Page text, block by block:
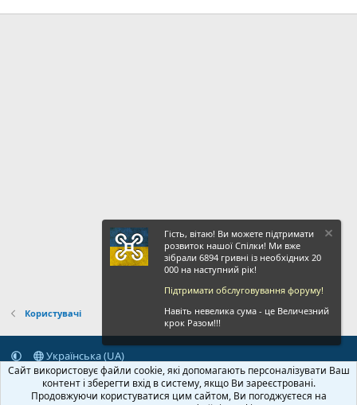
Користувачі
Українська (UA)
Зворотній зв'язок
Умови і правила
Політика конфіденційності
Дoпoмoга
Головна
R
S
Гість, вітаю! Ви можете підтримати
розвиток нашої Спілки! Ми вже
зібрали 6894 гривні із необхідних 20
000 на наступний рік!
Підтримати обслуговування форуму!
Навіть невелика сума - це Величезний
крок Разом!!!
Сайт використовує файли cookie, які допомагають персоналізувати Ваш
контент і зберегти вхід в систему, якщо Ви зареєстровані.
Продовжуючи користуватися цим сайтом, Ви погоджуєтеся на